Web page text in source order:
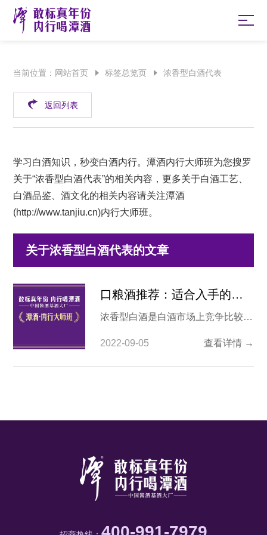
当前位置： 网站首页 标签总览页 浓香型白酒代表
返回列表
学习白酒知识，秒变白酒内行。潭酒内行大师班为您搜罗
关于“浓香型白酒代表”的相关内容，更多关于白酒工艺、
白酒品鉴、酒文化的相关内容请关注潭酒
(http://www.tanjiu.cn)内行大师班。
关于浓香型白酒代表的文章
口粮酒推荐：适合入手的浓香型白酒有哪些？
浓香型白酒是白酒市场上竞争比较激
牌，像剑南春、五粮液、洋河等都是
生产浓香型白酒的厂家。与酱香型白
2022-09-05 查看详情 →